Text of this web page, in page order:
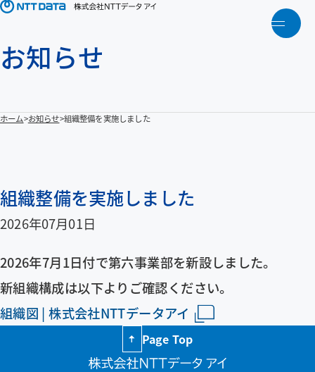
メ
トップ
アクティビティ
お知らせ
企業情報
お知らせ
ホーム お知らせ 組織整備を実施しました
組織整備を実施しました
2026年07月01日
2026年7月1日付で第六事業部を新設しました。
新組織構成は以下よりご確認ください。
組織図 | 株式会社NTTデータアイ
Page Top